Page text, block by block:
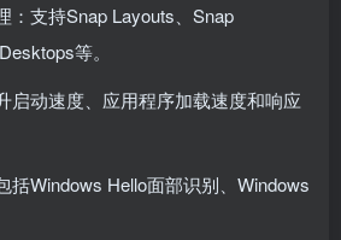
：支持Snap Layouts、Snap
等。
启动速度、应用程序加载速度和响应
括Windows Hello面部识别、Windows